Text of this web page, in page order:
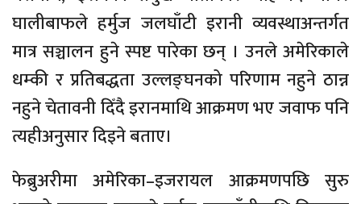
घालीबाफले हर्मुज जलघाँटी इरानी व्यवस्थाअन्तर्गत
मात्र सञ्चालन हुने स्पष्ट पारेका छन् । उनले अमेरिकाले
धम्की र प्रतिबद्धता उल्लङ्घनको परिणाम नहुने ठान्न
नहुने चेतावनी दिँदै इरानमाथि आक्रमण भए जवाफ पनि
त्यहीअनुसार दिइने बताए।
फेब्रुअरीमा अमेरिका–इजरायल आक्रमणपछि सुरु